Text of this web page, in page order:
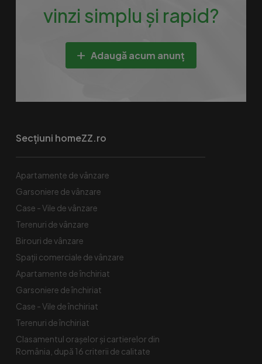
vinzi simplu și rapid?
Adaugă acum anunț
Secțiuni homeZZ.ro
Apartamente de vânzare
Garsoniere de vânzare
Case - Vile de vânzare
Terenuri de vânzare
Birouri de vânzare
Spaţii comerciale de vânzare
Apartamente de închiriat
Garsoniere de închiriat
Case - Vile de închiriat
Terenuri de închiriat
Clasamentul orașelor și cartierelor din
România, după 16 criterii de calitate